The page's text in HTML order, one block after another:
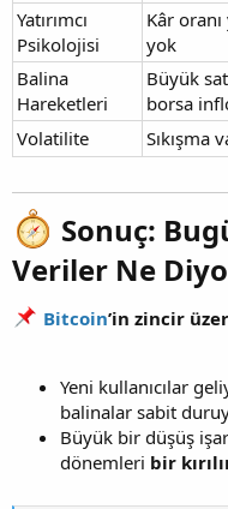
Yatırımcı
Psikolojisi
Kâr
yok
Balina
Hareketleri
Büyük
borsa
Volatilite
Sıkışma
Sonuç:
Veriler Ne
Bitcoin’in zincir
Yeni kullanıcılar
balinalar sabit
Büyük bir düşüş
dönemleri bir